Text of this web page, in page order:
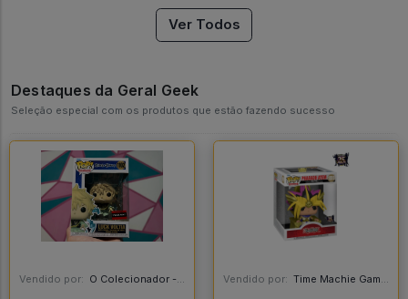
Ver Todos
Destaques da Geral Geek
Seleção especial com os produtos que estão fazendo sucesso
Vendido por: O Colecionador - SP Vendido por: Time Machie Games | Nerd Store - SP